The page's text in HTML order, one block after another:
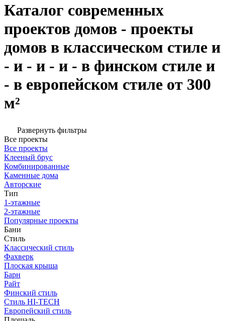
Каталог современных
проектов домов - проекты
домов в классическом стиле и
- и - и - и - в финском стиле и
- в европейском стиле от 300
м²
Развернуть фильтры
Все проекты
Все проекты
Клееный брус
Комбинированные
Каменные дома
Авторские
Тип
1-этажные
2-этажные
Популярные проекты
Бани
Стиль
Классический стиль
Фахверк
Плоская крыша
Барн
Райт
Финский стиль
Стиль HI-TECH
Европейский стиль